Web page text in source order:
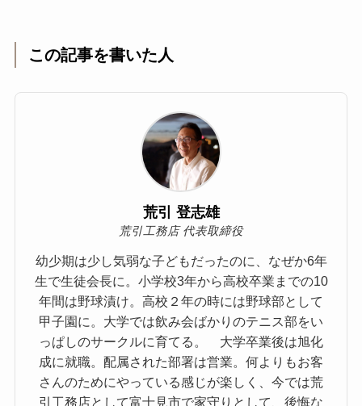
この記事を書いた人
荒引 登志雄
荒引工務店 代表取締役
幼少期は少し気弱な子どもだったのに、なぜか6年
生で生徒会長に。小学校3年から高校卒業までの10
年間は野球漬け。高校２年の時には野球部として
甲子園に。大学では飲み会ばかりのテニス部をい
っぱしのサークルに育てる。 大学卒業後は旭化
成に就職。配属された部署は営業。何よりもお客
さんのためにやっている感じが楽しく、今では荒
引工務店として富士見市で家守りとして、後悔な